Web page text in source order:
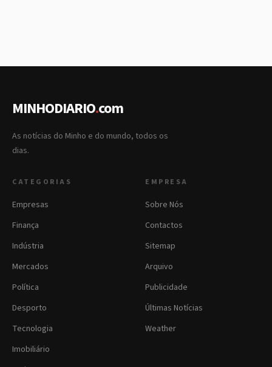
MINHODIARIO.com
As notícias do Minho e do mundo, todos os
dias.
CATEGORIAS
Empresas
Finança
Indústria
Mercados
Política
Desporto
Tecnologia
Imobiliário
EMPRESA
Sobre Nós
Contactos
Sitemap
Arquivo
Publicidade
Últimas Notícias
Weather